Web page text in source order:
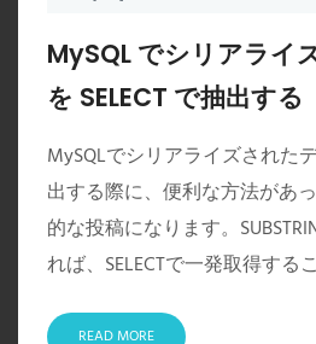
MySQL でシリアライ
を SELECT で抽出する
MySQLでシリアライズされた
出する際に、便利な方法があ
的な投稿になります。
れば、SELECTで一発取得する
READ MORE